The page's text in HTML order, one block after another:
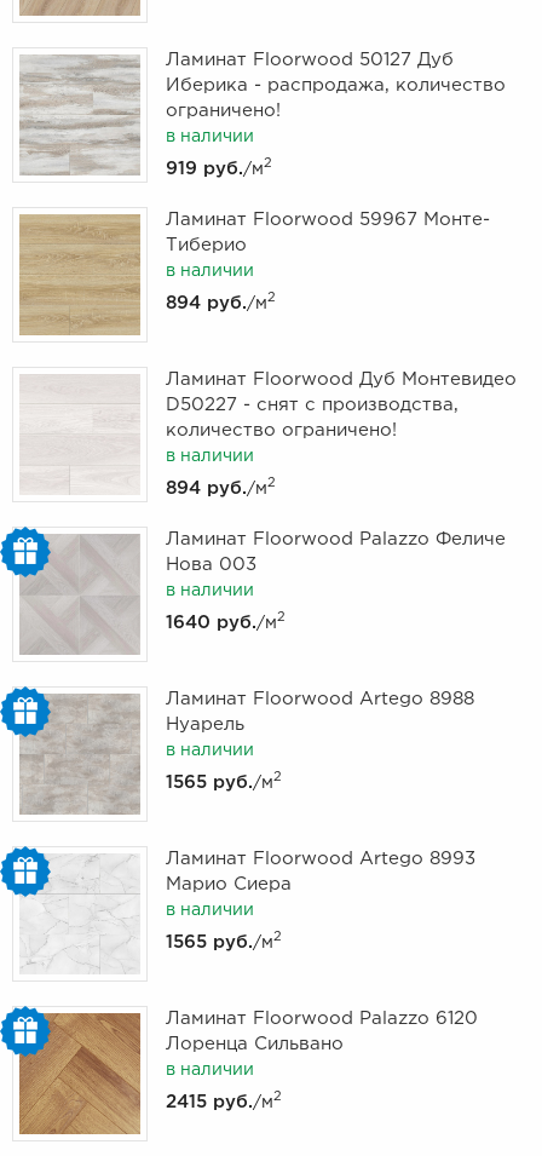
Ламинат Floorwood 50127 Дуб
Иберика - распродажа, количество
ограничено!
в наличии
919 руб./м2
Ламинат Floorwood 59967 Монте-
Тиберио
в наличии
894 руб./м2
Ламинат Floorwood Дуб Монтевидео
D50227 - снят с производства,
количество ограничено!
в наличии
894 руб./м2
Ламинат Floorwood Palazzo Феличе
Нова 003
в наличии
1640 руб./м2
Ламинат Floorwood Artego 8988
Нуарель
в наличии
1565 руб./м2
Ламинат Floorwood Artego 8993
Марио Сиера
в наличии
1565 руб./м2
Ламинат Floorwood Palazzo 6120
Лоренца Сильвано
в наличии
2415 руб./м2